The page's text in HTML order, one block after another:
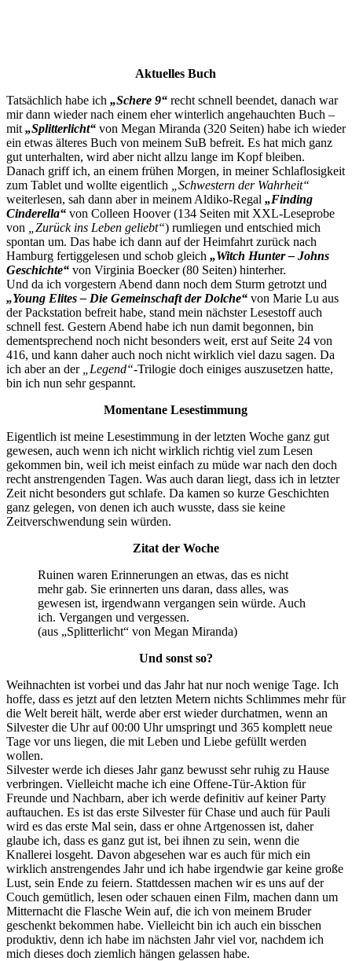
Aktuelles Buch
Tatsächlich habe ich „Schere 9“ recht schnell beendet, danach war
mir dann wieder nach einem eher winterlich angehauchten Buch –
mit „Splitterlicht“ von Megan Miranda (320 Seiten) habe ich wieder
ein etwas älteres Buch von meinem SuB befreit. Es hat mich ganz
gut unterhalten, wird aber nicht allzu lange im Kopf bleiben.
Danach griff ich, an einem frühen Morgen, in meiner Schlaflosigkeit
zum Tablet und wollte eigentlich
„Schwestern der Wahrheit“
weiterlesen, sah dann aber in meinem Aldiko-Regal „Finding
Cinderella“ von Colleen Hoover (134 Seiten mit XXL-Leseprobe
von
„Zurück ins Leben geliebt“) rumliegen und entschied mich
spontan um. Das habe ich dann auf der Heimfahrt zurück nach
Hamburg fertiggelesen und schob gleich „Witch Hunter – Johns
Geschichte“ von Virginia Boecker (80 Seiten) hinterher.
Und da ich vorgestern Abend dann noch dem Sturm getrotzt und
„Young Elites – Die Gemeinschaft der Dolche“ von Marie Lu aus
der Packstation befreit habe, stand mein nächster Lesestoff auch
schnell fest. Gestern Abend habe ich nun damit begonnen, bin
dementsprechend noch nicht besonders weit, erst auf Seite 24 von
416, und kann daher auch noch nicht wirklich viel dazu sagen. Da
ich aber an der
„Legend“-Trilogie doch einiges auszusetzen hatte,
bin ich nun sehr gespannt.
Momentane Lesestimmung
Eigentlich ist meine Lesestimmung in der letzten Woche ganz gut
gewesen, auch wenn ich nicht wirklich richtig viel zum Lesen
gekommen bin, weil ich meist einfach zu müde war nach den doch
recht anstrengenden Tagen. Was auch daran liegt, dass ich in letzter
Zeit nicht besonders gut schlafe. Da kamen so kurze Geschichten
ganz gelegen, von denen ich auch wusste, dass sie keine
Zeitverschwendung sein würden.
Zitat der Woche
Ruinen waren Erinnerungen an etwas, das es nicht
mehr gab. Sie erinnerten uns daran, dass alles, was
gewesen ist, irgendwann vergangen sein würde. Auch
ich. Vergangen und vergessen.
(aus „Splitterlicht“ von Megan Miranda)
Und sonst so?
Weihnachten ist vorbei und das Jahr hat nur noch wenige Tage. Ich
hoffe, dass es jetzt auf den letzten Metern nichts Schlimmes mehr für
die Welt bereit hält, werde aber erst wieder durchatmen, wenn an
Silvester die Uhr auf 00:00 Uhr umspringt und 365 komplett neue
Tage vor uns liegen, die mit Leben und Liebe gefüllt werden
wollen.
Silvester werde ich dieses Jahr ganz bewusst sehr ruhig zu Hause
verbringen. Vielleicht mache ich eine Offene-Tür-Aktion für
Freunde und Nachbarn, aber ich werde definitiv auf keiner Party
auftauchen. Es ist das erste Silvester für Chase und auch für Pauli
wird es das erste Mal sein, dass er ohne Artgenossen ist, daher
glaube ich, dass es ganz gut ist, bei ihnen zu sein, wenn die
Knallerei losgeht. Davon abgesehen war es auch für mich ein
wirklich anstrengendes Jahr und ich habe irgendwie gar keine große
Lust, sein Ende zu feiern. Stattdessen machen wir es uns auf der
Couch gemütlich, lesen oder schauen einen Film, machen dann um
Mitternacht die Flasche Wein auf, die ich von meinem Bruder
geschenkt bekommen habe. Vielleicht bin ich auch ein bisschen
produktiv, denn ich habe im nächsten Jahr viel vor, nachdem ich
mich dieses doch ziemlich hängen gelassen habe.